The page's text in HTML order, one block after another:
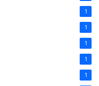
1
1
1
1
1